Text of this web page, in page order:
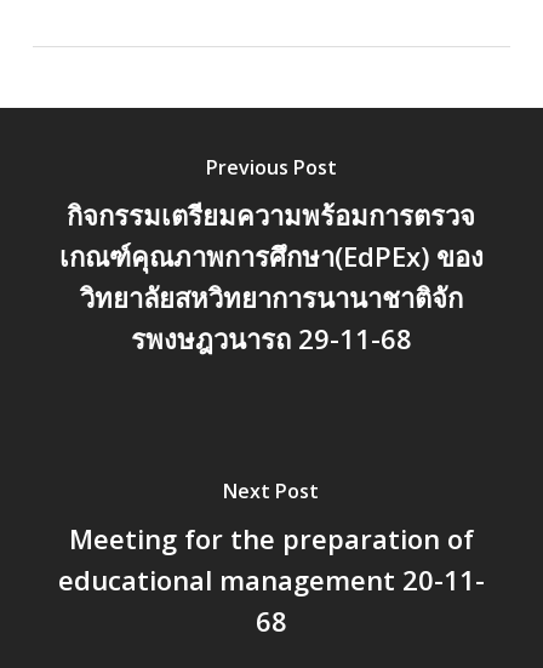
Previous Post
กิจกรรมเตรียมความพร้อมการตรวจ
เกณฑ์คุณภาพการศึกษา(EdPEx) ของ
วิทยาลัยสหวิทยาการนานาชาติจัก
รพงษฎวนารถ 29-11-68
Next Post
Meeting for the preparation of
educational management 20-11-
68